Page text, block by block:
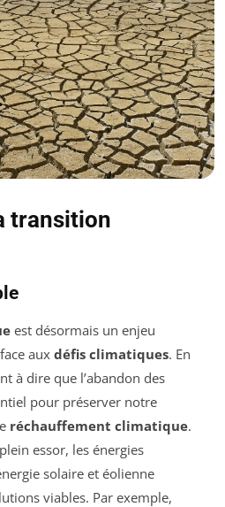
transition
est désormais un enjeu
aux défis climatiques. En
à dire que l’abandon des
pour préserver notre
réchauffement climatique.
essor, les énergies
solaire et éolienne
viables. Par exemple,